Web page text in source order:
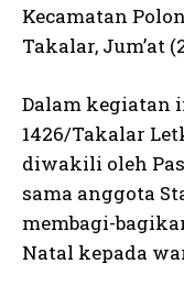
Kecamatan
Takalar, Jum’at
Dalam kegiatan
1426/Takalar
diwakili oleh
sama anggota
membagi-
Natal kepada